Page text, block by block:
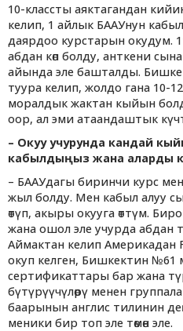
10-классты аяктагандан
келип, 1 айлык БААУнун
даярдоо курстарын окудум.
абдан көп болду, анткени
айында эле башталды.
туура келип, жолдо гана 10-12
моралдык жактан кыйын
оор, ал эми атаандаштык
– Окуу учурунда кандай
кабылдыңыз жана аларды
– БААУдагы биринчи курс
жыл болду. Мен кабыл алуу
өтүп, акыры окууга өттүм.
жана ошол эле учурда абдан
Аймактан келип Америкадан
окуп келген, Бишкектин
сертификаттары бар жана
бүтүрүүчүлөрү менен
баарынын англис тилинин
меники бир топ эле төмөн эле.